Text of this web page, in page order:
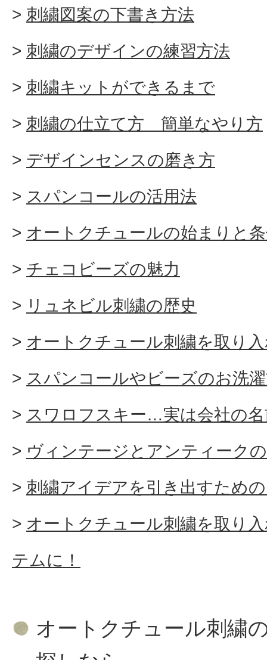
刺繍図案の下書き方法
刺繍のデザインの練習方法
刺繍キットができるまで
刺繍の仕立て方 簡単なやり方
デザインセンスの磨き方
スパンコールの活用法
オートクチュールの始まりと
チェコビーズの魅力
リュネビル刺繍の歴史
オートクチュール刺繍を取り
スパンコールやビーズのお洗
スワロフスキー…実は会社の
ヴィンテージとアンティーク
刺繍アイデアを引き出すため
オートクチュール刺繍を取り
テムに！
オートクチュール刺繍